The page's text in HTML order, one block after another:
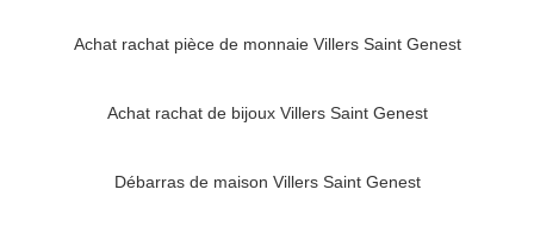
Achat rachat pièce de monnaie Villers Saint Genest
Achat rachat de bijoux Villers Saint Genest
Débarras de maison Villers Saint Genest